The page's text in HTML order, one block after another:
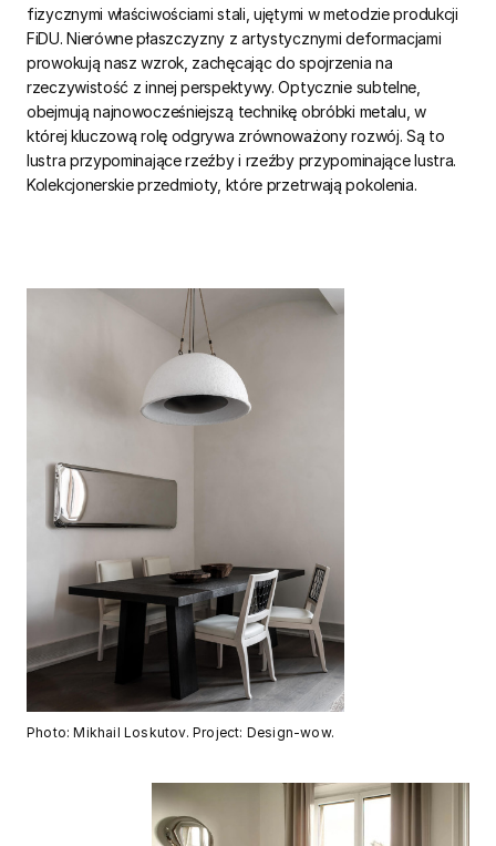
fizycznymi właściwościami stali, ujętymi w metodzie produkcji
FiDU. Nierówne płaszczyzny z artystycznymi deformacjami
prowokują nasz wzrok, zachęcając do spojrzenia na
rzeczywistość z innej perspektywy. Optycznie subtelne,
obejmują najnowocześniejszą technikę obróbki metalu, w
której kluczową rolę odgrywa zrównoważony rozwój. Są to
lustra przypominające rzeźby i rzeźby przypominające lustra.
Kolekcjonerskie przedmioty, które przetrwają pokolenia.
Photo: Mikhail Loskutov. Project: Design-wow.